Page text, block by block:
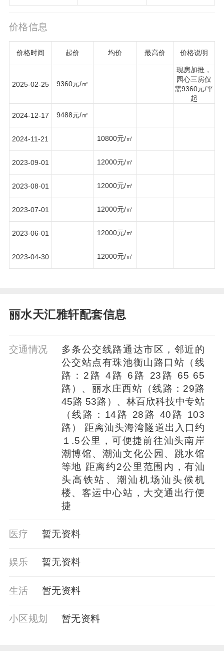
价格信息
价格时间 起价 均价 最高价 价格说明
2025-02-25 9360元/㎡
现房加推，
园心三房仅
需9360元/平
起
2024-12-17 9488元/㎡
2024-11-21 10800元/㎡
2023-09-01 12000元/㎡
2023-08-01 12000元/㎡
2023-07-01 12000元/㎡
2023-06-01 12000元/㎡
2023-04-30 12000元/㎡
丽水天汇雅轩配套信息
交通情况
多条公交线路通达市区，邻近的
公交站点有珠池衡山路口站（线
路：2路 4路 6路 23路 65 65
路）、丽水庄西站（线路：29路
45路 53路）、林百欣科技中专站
（线路：14路 28路 40路 103
路） 距离汕头海湾隧道出入口约
１.5公里，可便捷前往汕头南岸
潮博馆、潮汕文化公园、跳水馆
等地 距离约2公里范围内，有汕
头高铁站、潮汕机场汕头候机
楼、客运中心站，大交通出行便
捷
医疗 暂⽆资料
娱乐 暂⽆资料
生活 暂⽆资料
小区规划 暂⽆资料